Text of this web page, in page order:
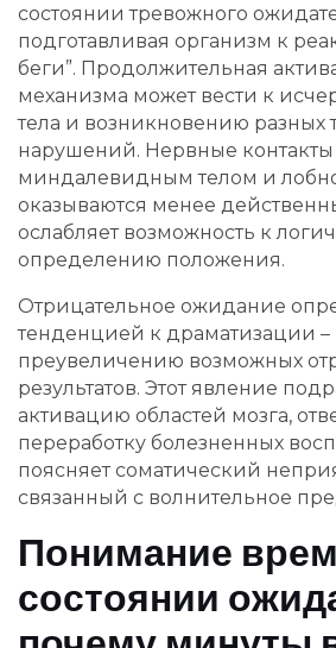
состоянии тревожного
подготавливая организм к
беги”. Продолжительная
механизма может вести к
тела и возникновению разных
нарушений. Нервные
миндалевидным телом и
оказываются менее
ослабляет возможность к
определению положения.
Отрицательное ожидание
тенденцией к драматизации
преувеличению возможных
результатов. Этот явление
активацию областей мозга,
переработку болезненных
поясняет соматический
связанный с волнительное
Понимание
состоянии